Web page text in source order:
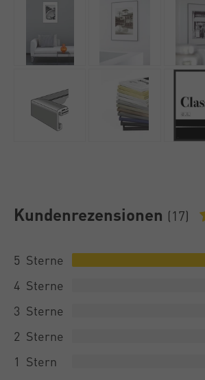
Kundenrezensionen (17)
5
4
3
2
1